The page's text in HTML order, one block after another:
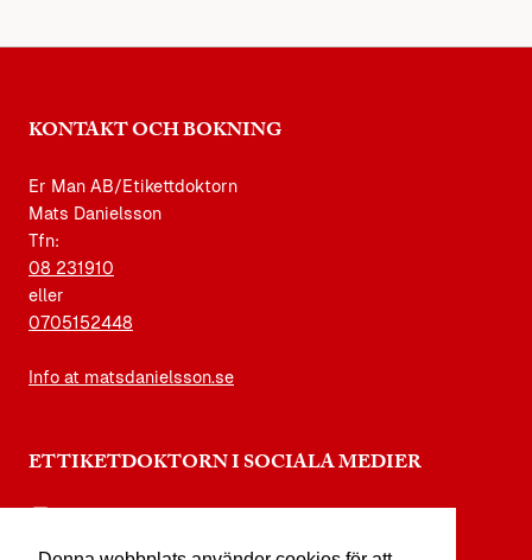
KONTAKT OCH BOKNING
Er Man AB/Etikettdoktorn
Mats Danielsson
Tfn:
08 231910
eller
0705152448
Info at matsdanielsson.se
ETTIKETDOKTORN I SOCIALA MEDIER